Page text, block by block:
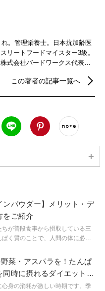
。管理栄養士。日本抗加齢医
リートフードマイスター3級。
式会社バードワークス代表取
務を経て、2014年、スポーツと
コンビニ、レンチン、OK！ラ
イエットを提案する管理栄養
』（三笠書房）。趣味はトラ
この著者の記事一覧へ
（旧twitter）
LINE Pinterest
ンパウダー】メリット・デ
をご紹介
が普段食事から摂取している三
く質のことで、人間の体に必要
の強い『プロテインパウダー』で
ては効率的に栄養が補え、痩せや
助けてくれるなどの効果もあるん
菜・アスパラを！たんぱ
同時に摂れるダイエット味
身の消耗が激しい時期です。季